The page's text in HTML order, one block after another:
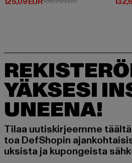
YÄKSESI
UNEENA!
Tilaa uutiskirjeemme
toa DefShopin
uksista ja kupongeista